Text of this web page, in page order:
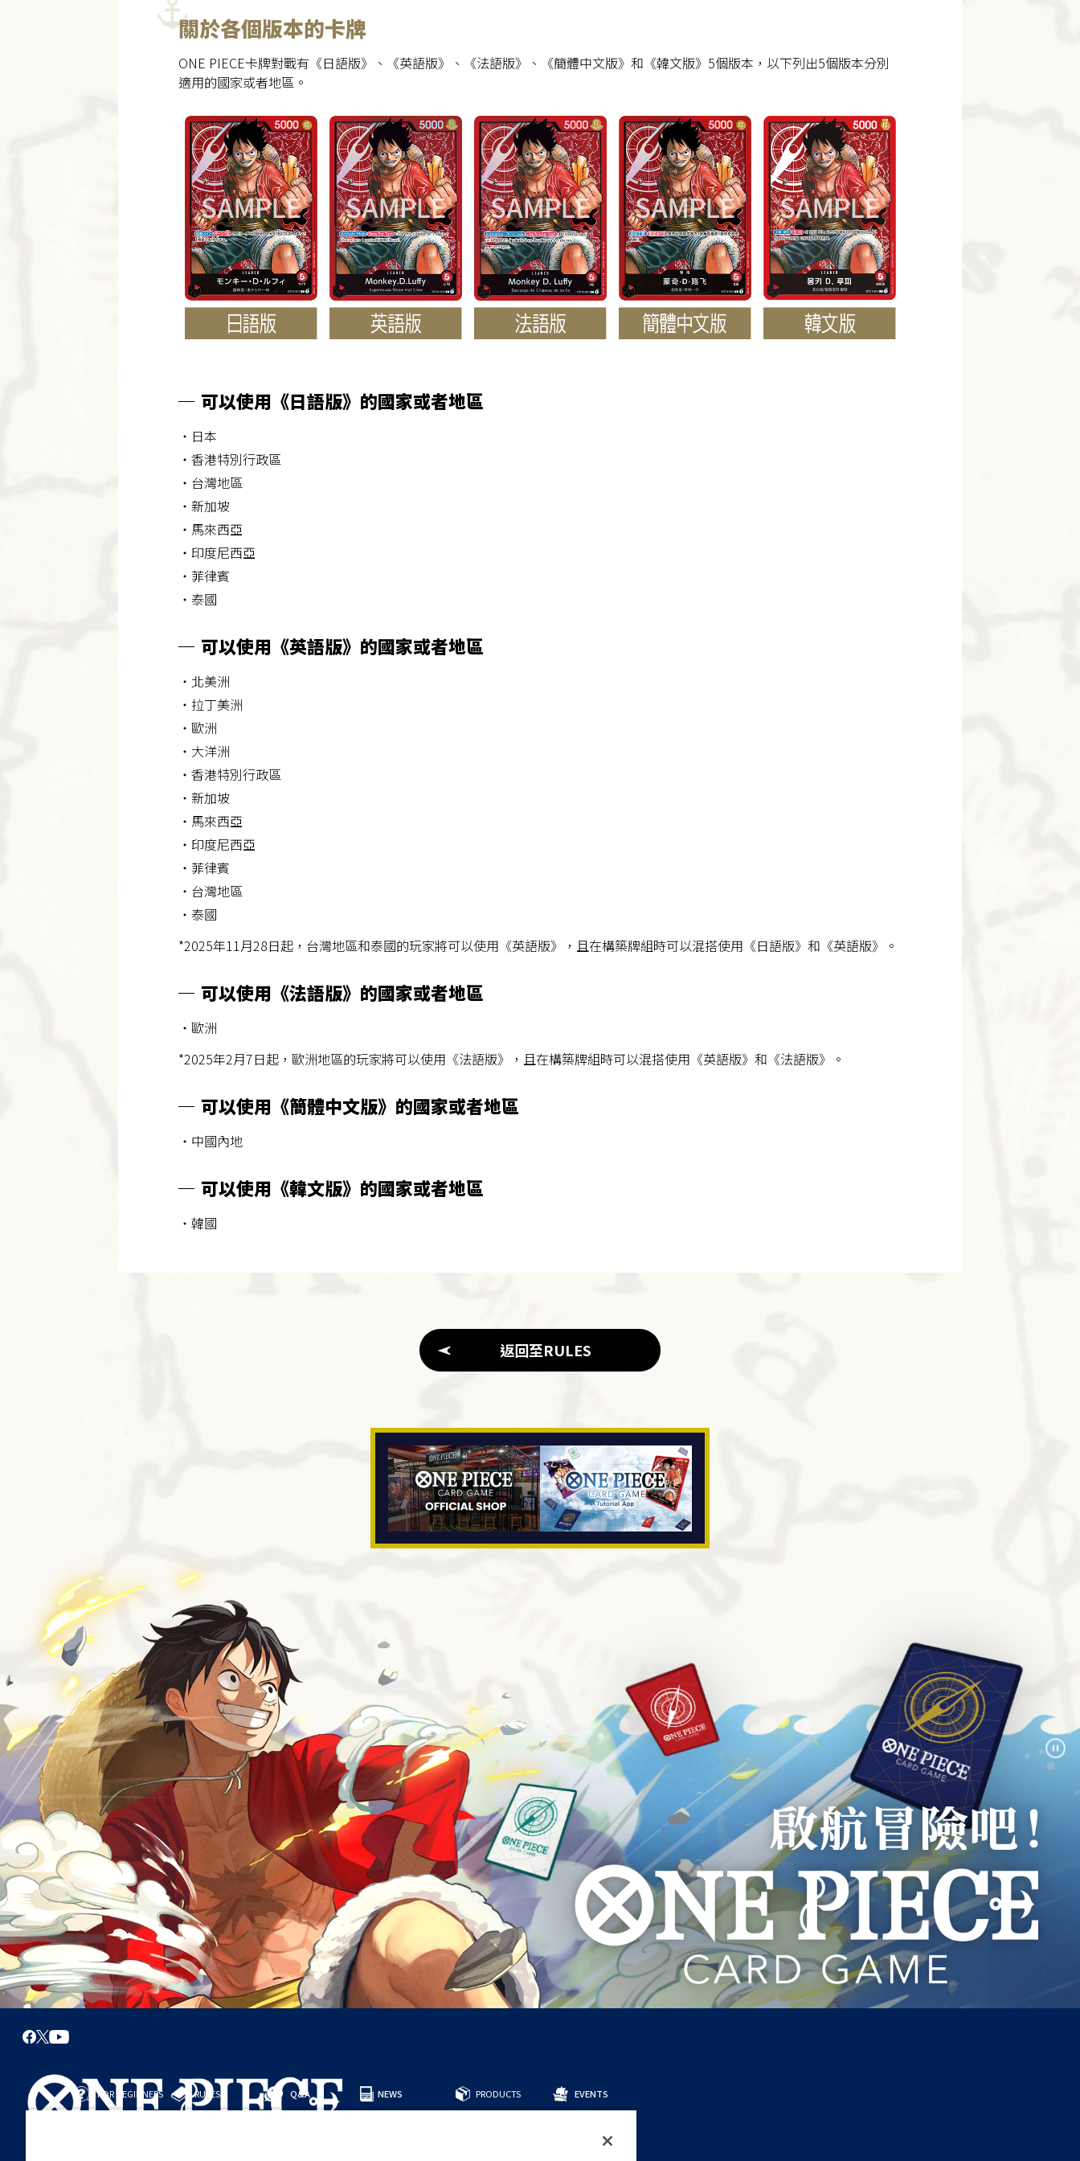
關於各個版本的卡牌
ONE PIECE卡牌對戰有《日語版》、《英語版》、《法語版》、《簡體中文版》和《韓文版》5個版本，以下列出5個版本分別
適用的國家或者地區。
可以使用《日語版》的國家或者地區
・日本
・香港特別行政區
・台灣地區
・新加坡
・馬來西亞
・印度尼西亞
・菲律賓
・泰國
可以使用《英語版》的國家或者地區
・北美洲
・拉丁美洲
・歐洲
・大洋洲
・香港特別行政區
・新加坡
・馬來西亞
・印度尼西亞
・菲律賓
・台灣地區
・泰國
*2025年11月28日起，台灣地區和泰國的玩家將可以使用《英語版》，且在構築牌組時可以混搭使用《日語版》和《英語版》。
可以使用《法語版》的國家或者地區
・歐洲
*2025年2月7日起，歐洲地區的玩家將可以使用《法語版》，且在構築牌組時可以混搭使用《英語版》和《法語版》。
可以使用《簡體中文版》的國家或者地區
・中國內地
可以使用《韓文版》的國家或者地區
・韓國
返回至RULES
FOR BEGINNERS RULES Q&A NEWS PRODUCTS EVENTS